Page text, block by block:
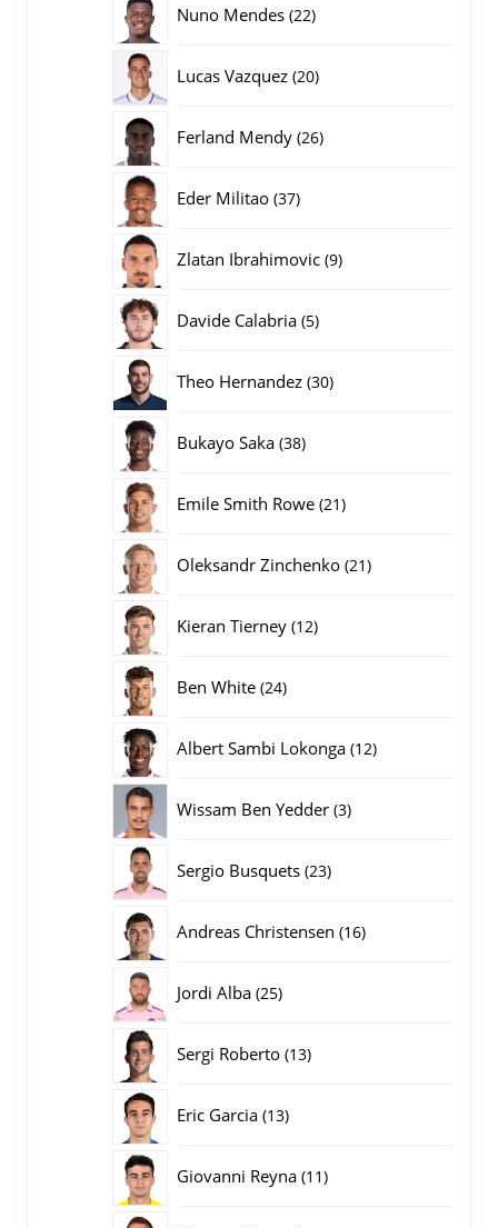
Nuno Mendes 2222
Lucas Vazquez 2020
Ferland Mendy 2626
Eder Militao 3737
Zlatan Ibrahimovic 99
Davide Calabria 55
Theo Hernandez 3030
Bukayo Saka 3838
Emile Smith Rowe 2121
Oleksandr Zinchenko 2121
Kieran Tierney 1212
Ben White 2424
Albert Sambi Lokonga 1212
Wissam Ben Yedder 33
Sergio Busquets 2323
Andreas Christensen 1616
Jordi Alba 2525
Sergi Roberto 1313
Eric Garcia 1313
Giovanni Reyna 1111